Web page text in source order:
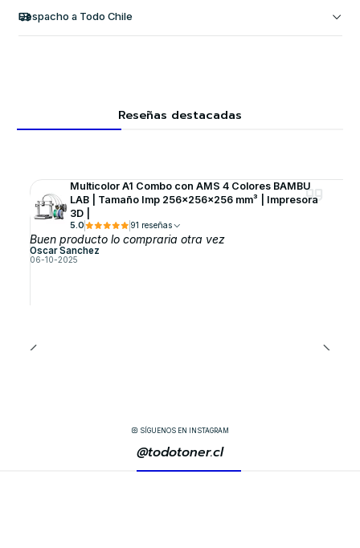
Despacho a Todo Chile
Reseñas destacadas
Multicolor A1 Combo con AMS 4 Colores BAMBU
LAB | Tamaño Imp 256×256×256 mm³ | Impresora
3D |
5.0 91 reseñas
Buen producto lo compraria otra vez
Oscar Sanchez
06-10-2025
SÍGUENOS EN INSTAGRAM
@todotoner.cl